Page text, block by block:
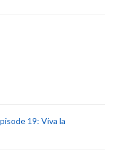
19: Viva la